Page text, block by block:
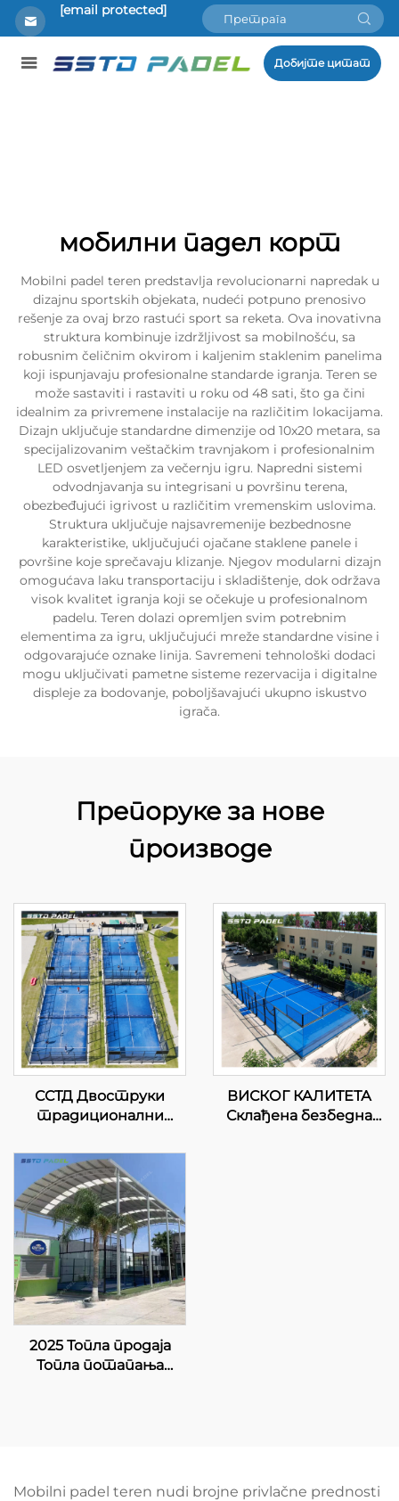
[email protected]
Добијте цитат
мобилни падел корт
Mobilni padel teren predstavlja revolucionarni napredak u
dizajnu sportskih objekata, nudeći potpuno prenosivo
rešenje za ovaj brzo rastući sport sa reketa. Ova inovativna
struktura kombinuje izdržljivost sa mobilnošću, sa
robusnim čeličnim okvirom i kaljenim staklenim panelima
koji ispunjavaju profesionalne standarde igranja. Teren se
može sastaviti i rastaviti u roku od 48 sati, što ga čini
idealnim za privremene instalacije na različitim lokacijama.
Dizajn uključuje standardne dimenzije od 10x20 metara, sa
specijalizovanim veštačkim travnjakom i profesionalnim
LED osvetljenjem za večernju igru. Napredni sistemi
odvodnjavanja su integrisani u površinu terena,
obezbeđujući igrivost u različitim vremenskim uslovima.
Struktura uključuje najsavremenije bezbednosne
karakteristike, uključujući ojačane staklene panele i
površine koje sprečavaju klizanje. Njegov modularni dizajn
omogućava laku transportaciju i skladištenje, dok održava
visok kvalitet igranja koji se očekuje u profesionalnom
padelu. Teren dolazi opremljen svim potrebnim
elementima za igru, uključujući mreže standardne visine i
odgovarajuće oznake linija. Savremeni tehnološki dodaci
mogu uključivati pametne sisteme rezervacija i digitalne
displeje za bodovanje, poboljšavajući ukupno iskustvo
igrača.
Препоруке за нове
производе
ССТД Двоструки
традиционални
добављач ВПТ ЛЕД
Светло Класично
Стружно Падел Тенис
Корт 002
ВИСКОГ КАЛИТЕТА
Склађена безбедна
2025 Топла продаја
Топла потапања
Падел Корт 004
Mobilni padel teren nudi brojne privlačne prednosti